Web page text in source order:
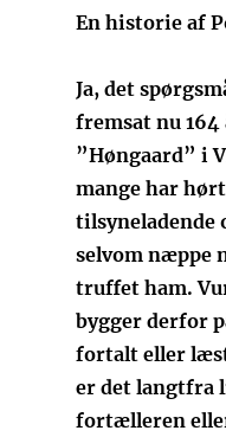
En historie af
Ja, det
fremsat nu 164
”Høngaard” i
mange har
tilsyneladende
selvom næppe
truffet ham.
bygger derfor
fortalt eller
er det langtfra
fortælleren